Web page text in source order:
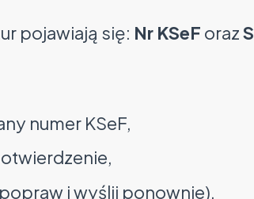
pojawiają się: Nr KSeF oraz
numer KSeF,
i wyślij ponownie).